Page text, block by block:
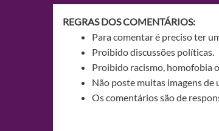
REGRAS DOS COMENTÁRIOS:
Para comentar é preciso ter
Proibido discussões políticas.
Proibido racismo, homofobia
Não poste muitas imagens de
Os comentários são de